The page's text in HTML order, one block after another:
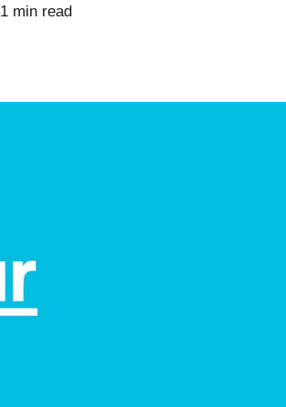
1 min read